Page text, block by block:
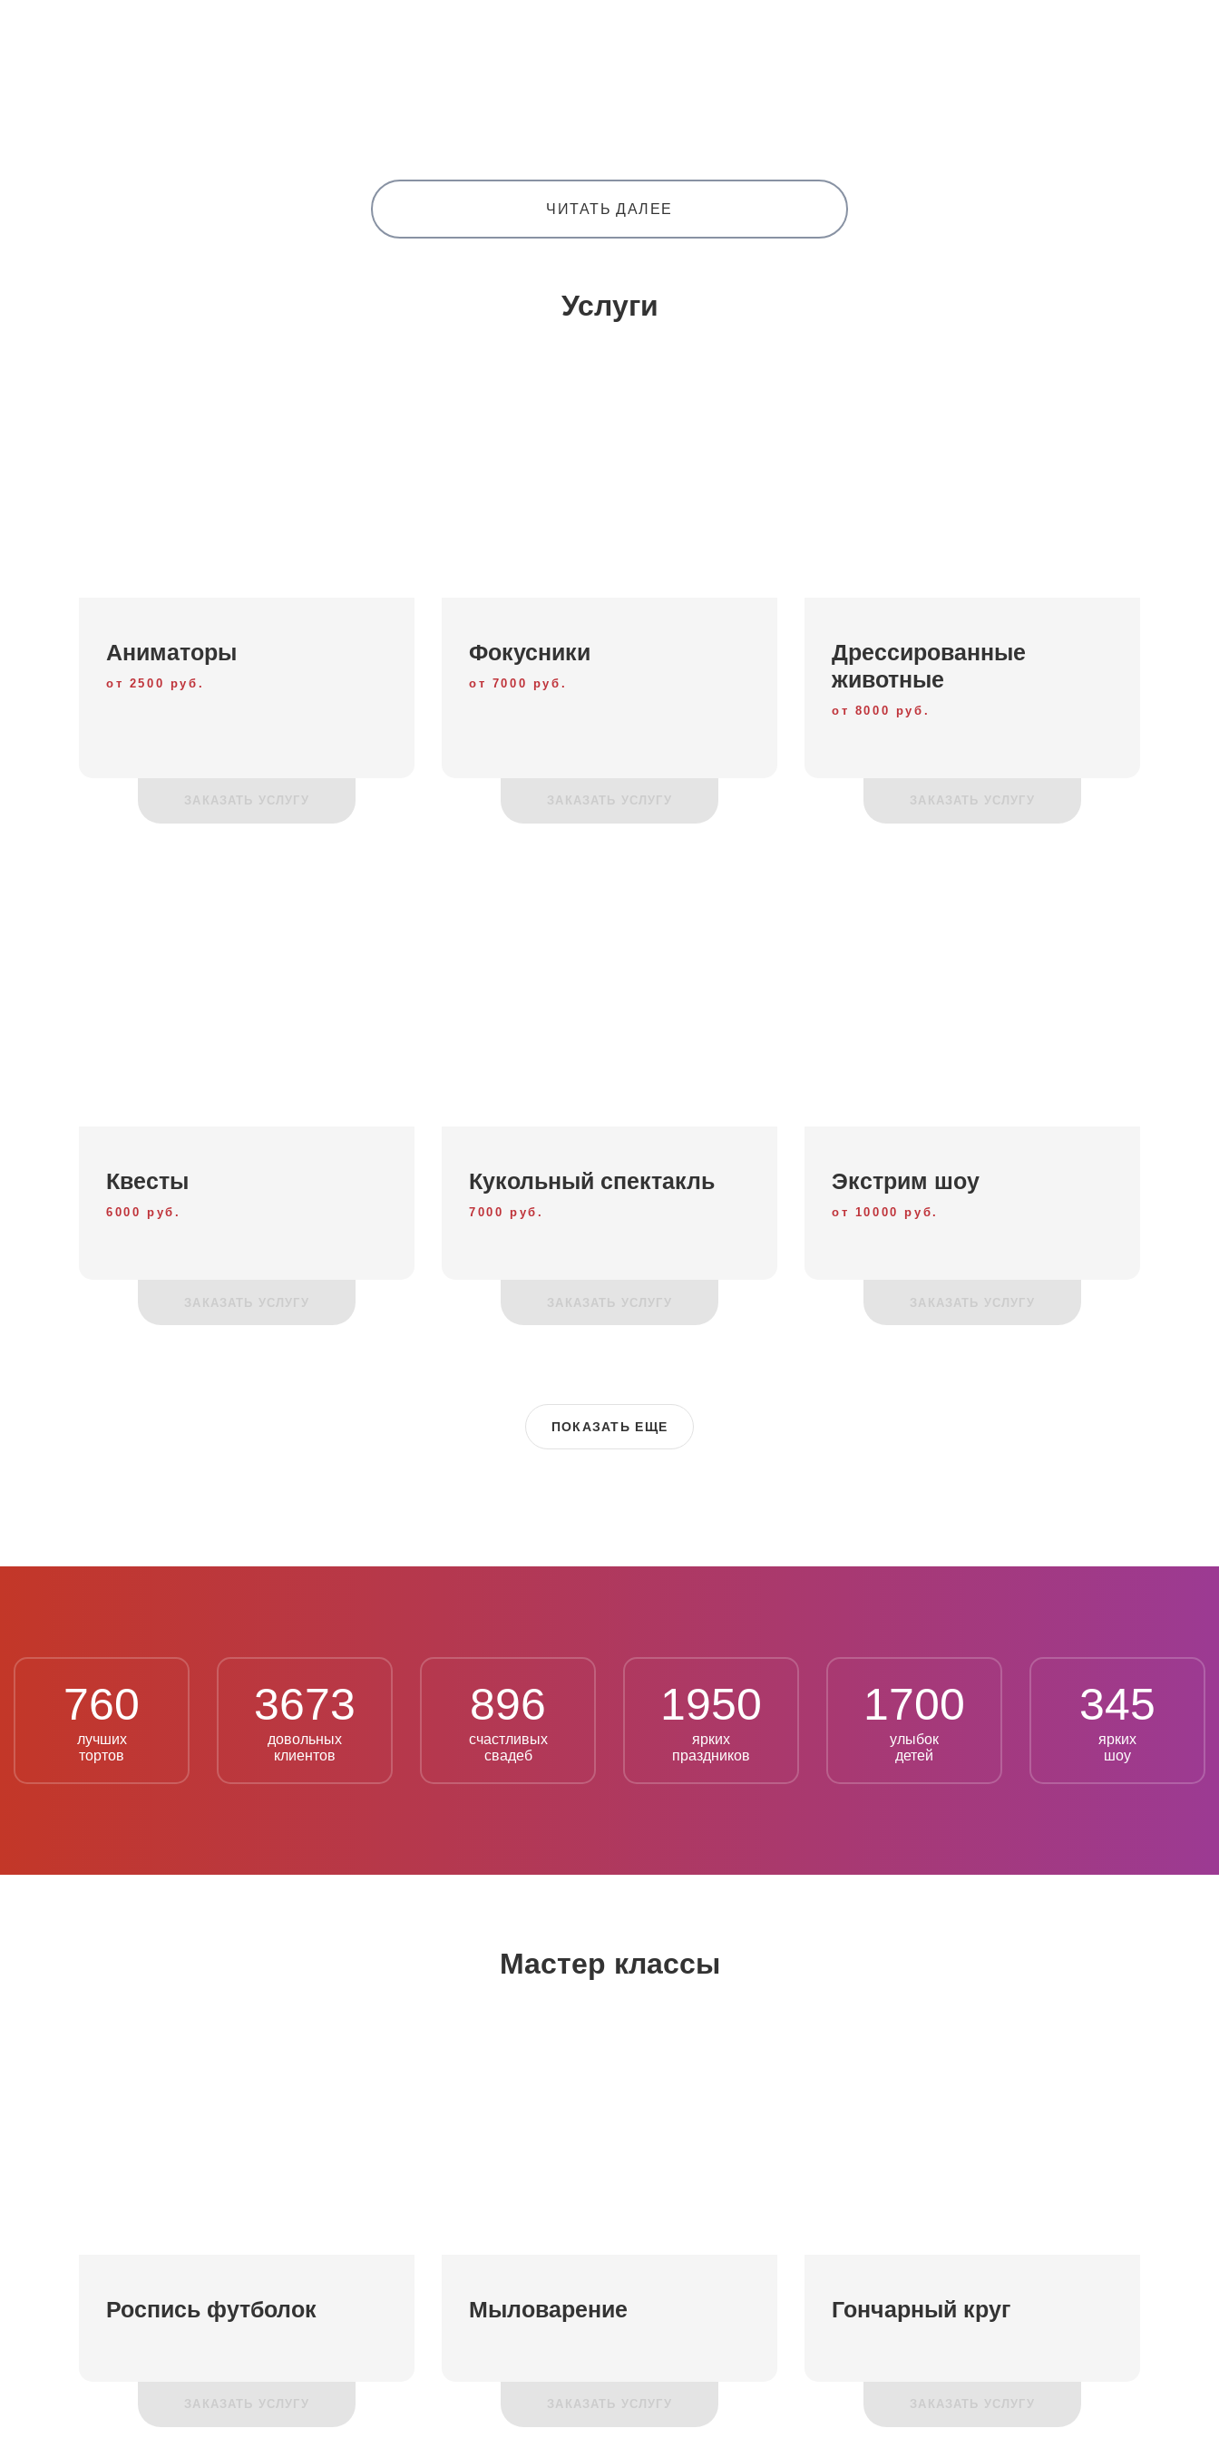
ЧИТАТЬ ДАЛЕЕ
Услуги
Аниматоры
от 2500 руб.
ЗАКАЗАТЬ УСЛУГУ
Фокусники
от 7000 руб.
ЗАКАЗАТЬ УСЛУГУ
Дрессированные
животные
от 8000 руб.
ЗАКАЗАТЬ УСЛУГУ
Квесты
6000 руб.
ЗАКАЗАТЬ УСЛУГУ
Кукольный спектакль
7000 руб.
ЗАКАЗАТЬ УСЛУГУ
Экстрим шоу
от 10000 руб.
ЗАКАЗАТЬ УСЛУГУ
ПОКАЗАТЬ ЕЩЕ
760
лучших
тортов
3673
довольных
клиентов
896
счастливых
свадеб
1950
ярких
праздников
1700
улыбок
детей
345
ярких
шоу
Мастер классы
Роспись футболок
ЗАКАЗАТЬ УСЛУГУ
Мыловарение
ЗАКАЗАТЬ УСЛУГУ
Гончарный круг
ЗАКАЗАТЬ УСЛУГУ